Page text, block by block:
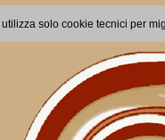
utilizza solo cookie tecnici per